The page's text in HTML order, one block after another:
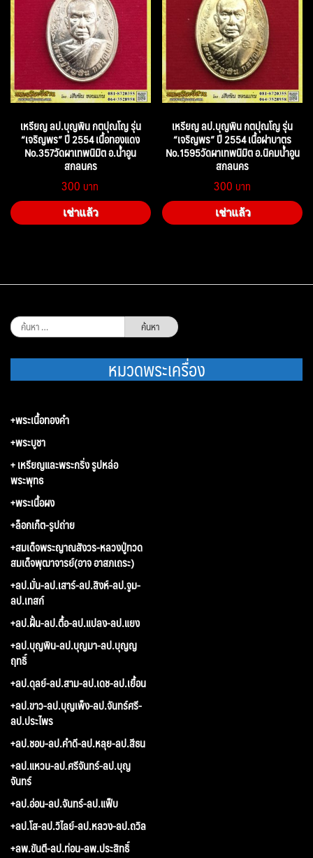
เหรียญ ลป.บุญพิน กตปุณโญ รุ่น
“เจริญพร” ปี 2554 เนื้อทองแดง
No.357วัดผาเทพนิมิต อ.น้ำอูน
สกลนคร
300
เช่าแล้ว
เหรียญ ลป.บุญพิน กตปุณโญ รุ่น
“เจริญพร” ปี 2554 เนื้อฝาบาตร
No.1595วัดผาเทพนิมิต อ.นิคมน้ำอูน
สกลนคร
300
เช่าแล้ว
ค้นหา
สำหรับ:
หมวดพระเครื่อง
+พระเนื้อทองคำ
+พระบูชา
+ เหรียญและพระกริ่ง รูปหล่อ
พระพุทธ
+พระเนื้อผง
+ล็อกเก็ต-รูปถ่าย
+สมเด็จพระญาณสังวร-หลวงปู่ทวด
สมเด็จพุฒาจารย์(อาจ อาสภเถระ)
+ลป.มั่น-ลป.เสาร์-ลป.สิงห์-ลป.จูม-
ลป.เทสก์
+ลป.ฝั้น-ลป.ตื้อ-ลป.แปลง-ลป.แยง
+ลป.บุญพิน-ลป.บุญมา-ลป.บุญญ
ฤทธิ์
+ลป.ดุลย์-ลป.สาม-ลป.เดช-ลป.เยื้อน
+ลป.ขาว-ลป.บุญเพ็ง-ลป.จันทร์ศรี-
ลป.ประไพร
+ลป.ชอบ-ลป.คำดี-ลป.หลุย-ลป.สีธน
+ลป.แหวน-ลป.ศรีจันทร์-ลป.บุญ
จันทร์
+ลป.อ่อน-ลป.จันทร์-ลป.แฟ็บ
+ลป.โส-ลป.วิไลย์-ลป.หลวง-ลป.ถวิล
+ลพ.ขันตี-ลป.ท่อน-ลพ.ประสิทธิ์